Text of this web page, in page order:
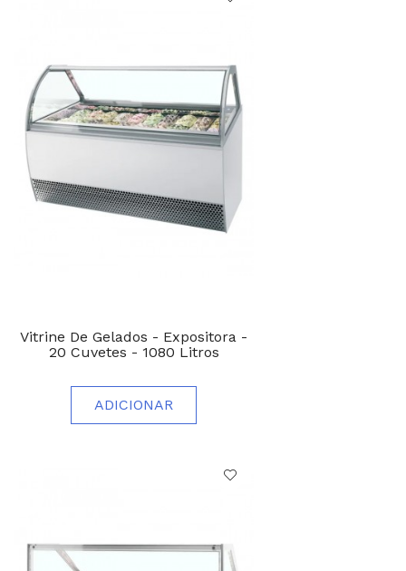
Vitrine De Gelados - Expositora -
20 Cuvetes - 1080 Litros
ADICIONAR